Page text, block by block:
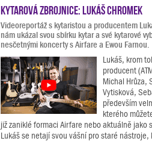
Kytarová zbrojnice: Lukáš Chromek
Videoreportáž s kytaristou a producentem
nám ukázal svou sbírku kytar a své kytarové
nesčetnými koncerty s Airfare a Ewou Farnou.
Lukáš, krom
producent
Michal Hrůza,
Vytisková,
především
kterého
již zaniklé formaci Airfare nebo aktuálně jako
Lukáš se netají svou vášní pro staré nástroje,